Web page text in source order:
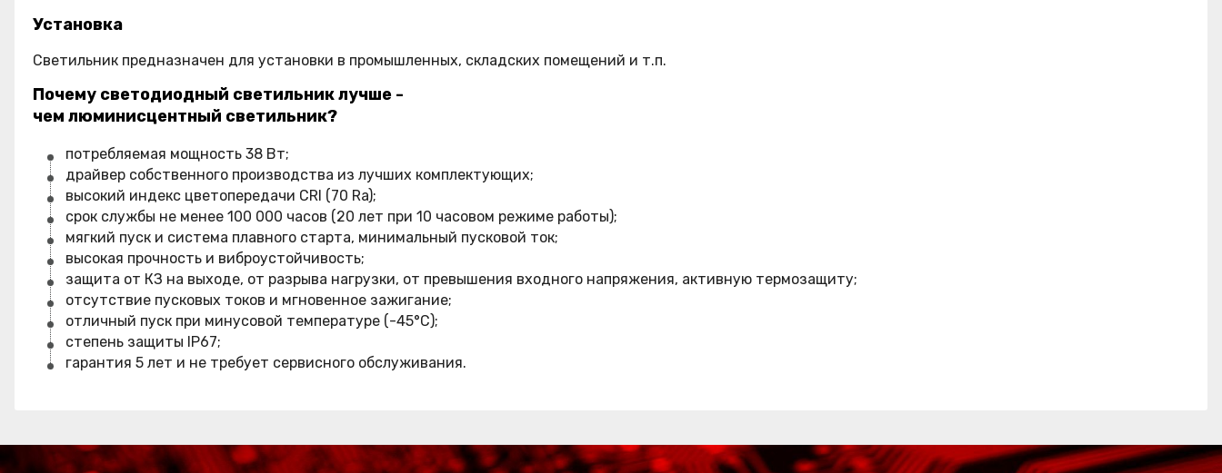
Установка
Светильник предназначен для установки в промышленных, складских помещений и т.п.
Почему светодиодный светильник лучше -
чем люминисцентный светильник?
потребляемая мощность 38 Вт;
драйвер собственного производства из лучших комплектующих;
высокий индекс цветопередачи CRI (70 Ra);
срок службы не менее 100 000 часов (20 лет при 10 часовом режиме работы);
мягкий пуск и система плавного старта, минимальный пусковой ток;
высокая прочность и виброустойчивость;
защита от КЗ на выходе, от разрыва нагрузки, от превышения входного напряжения, активную термозащиту;
отсутствие пусковых токов и мгновенное зажигание;
отличный пуск при минусовой температуре (-45°C);
степень защиты IP67;
гарантия 5 лет и не требует сервисного обслуживания.